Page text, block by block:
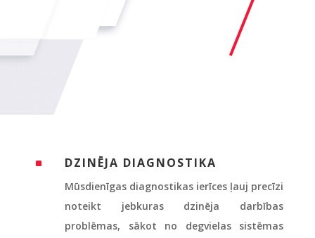
^ DZINĒJA DIAGNOSTIKA
Mūsdienīgas diagnostikas ierīces ļauj precīzi
noteikt jebkuras dzinēja darbības
problēmas, sākot no degvielas sistēmas